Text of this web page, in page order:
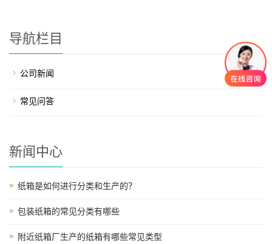
导航栏目
公司新闻
常见问答
新闻中心
纸箱是如何进行分类和生产的？
包装纸箱的常见分类有哪些
附近纸箱厂生产的纸箱有哪些常见类型